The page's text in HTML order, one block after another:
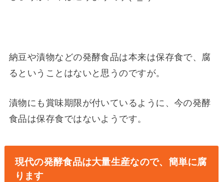
納豆や漬物などの発酵食品は本来は保存食で、腐
るということはないと思うのですが。
漬物にも賞味期限が付いているように、今の発酵
食品は保存食ではないようです。
現代の発酵食品は大量生産なので、簡単に腐
ります